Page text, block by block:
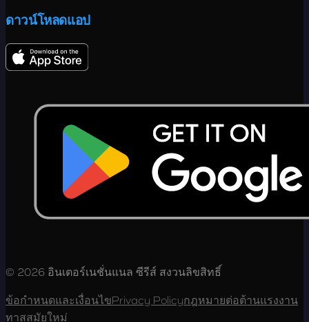
ดาวน์โหลดแอป
© 2026 อินเตอร์เนชั่นแนล ซีรีส์ สงวนลิขสิทธิ์
ข้อกำหนดและเงื่อนไขPrivacy Policyกฎหมายต่อต้านแรงงาน
ทาสสมัยใหม่